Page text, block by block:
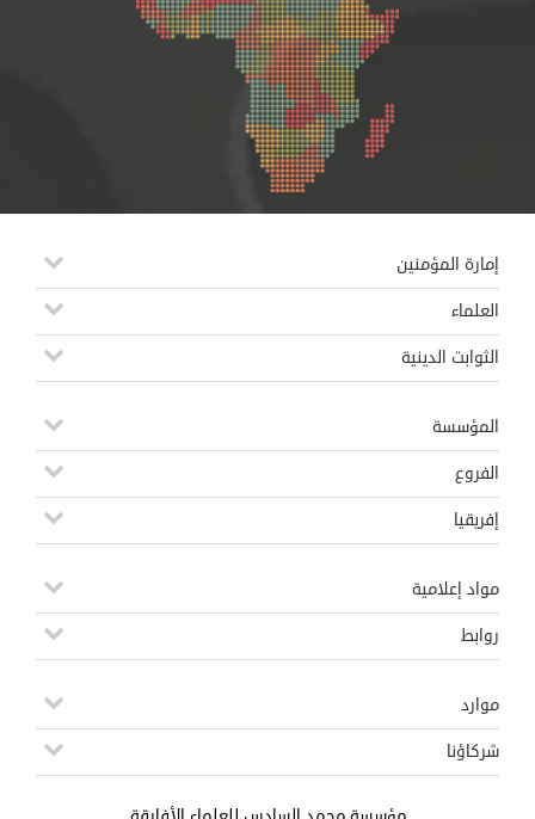
إمارة المؤمنين
العلماء
الثوابت الدينية
المؤسسة
الفروع
إفريقيا
مواد إعلامية
روابط
موارد
شركاؤنا